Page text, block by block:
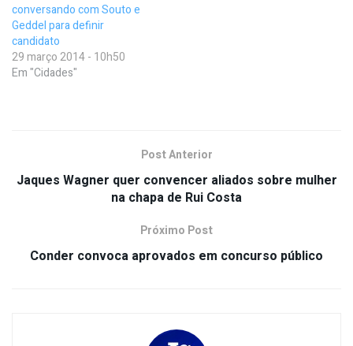
conversando com Souto e
Geddel para definir
candidato
29 março 2014 - 10h50
Em "Cidades"
Post Anterior
Jaques Wagner quer convencer aliados sobre mulher
na chapa de Rui Costa
Próximo Post
Conder convoca aprovados em concurso público